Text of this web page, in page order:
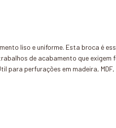
liso e uniforme. Esta broca é
de acabamento que
perfurações em madeira,